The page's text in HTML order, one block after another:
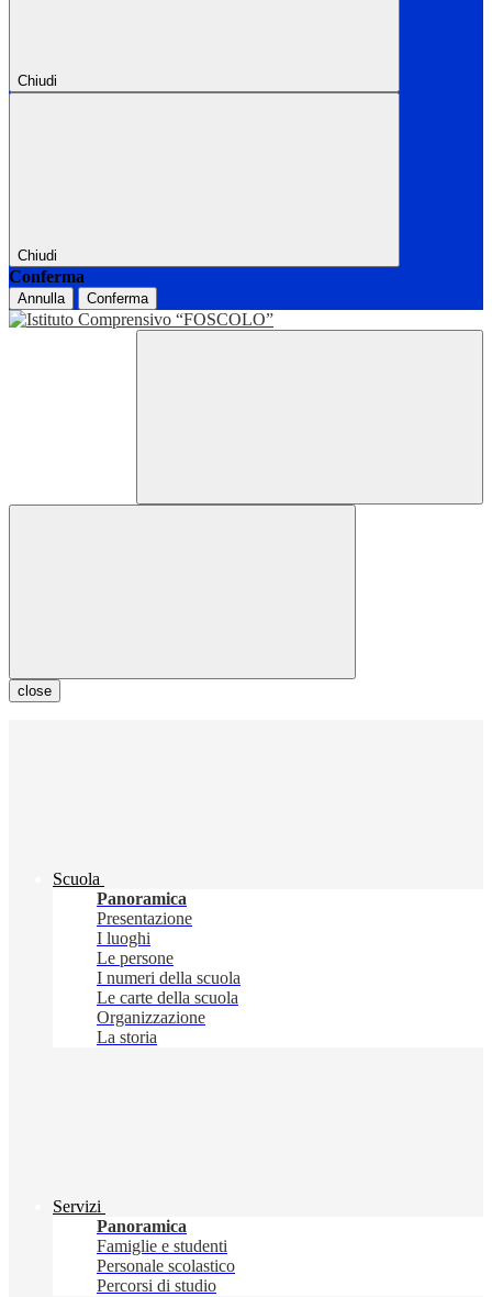
Chiudi
Chiudi
Conferma
Annulla Conferma
close
Scuola
Panoramica
Presentazione
I luoghi
Le persone
I numeri della scuola
Le carte della scuola
Organizzazione
La storia
Servizi
Panoramica
Famiglie e studenti
Personale scolastico
Percorsi di studio